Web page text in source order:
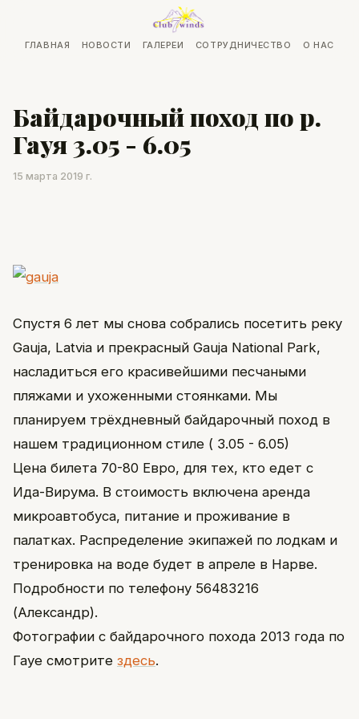
ГЛАВНАЯ НОВОСТИ ГАЛЕРЕИ СОТРУДНИЧЕСТВО О НАС
Байдарочный поход по р.
Гауя 3.05 - 6.05
15 марта 2019 г.
Спустя 6 лет мы снова собрались посетить реку
Gauja, Latvia и прекрасный Gauja National Park,
насладиться его красивейшими песчаными
пляжами и ухоженными стоянками. Мы
планируем трёхдневный байдарочный поход в
нашем традиционном стиле ( 3.05 - 6.05)
Цена билета 70-80 Евро, для тех, кто едет с
Ида-Вирума. В стоимость включена аренда
микроавтобуса, питание и проживание в
палатках. Распределение экипажей по лодкам и
тренировка на воде будет в апреле в Нарве.
Подробности по телефону 56483216
(Александр).
Фотографии с байдарочного похода 2013 года по
Гауе смотрите здесь.